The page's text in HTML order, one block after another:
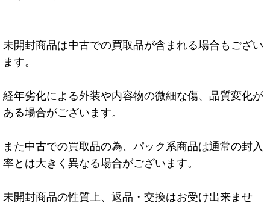
未開封商品は中古での買取品が含まれる場合もござい
ます。
経年劣化による外装や内容物の微細な傷、品質変化が
ある場合がございます。
また中古での買取品の為、パック系商品は通常の封入
率とは大きく異なる場合がございます。
未開封商品の性質上、返品・交換はお受け出来ませ